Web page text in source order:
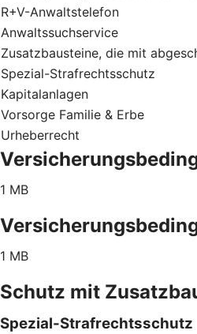
R+V-Anwaltstelefon
Anwaltssuchservice
Zusatzbausteine, die mit
Spezial-Strafrechtsschutz
Kapitalanlagen
Vorsorge Familie & Erbe
Urheberrecht
1 MB
1 MB
Schutz mit
Spezial-Strafrechtsschutz